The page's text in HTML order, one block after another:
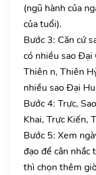
(ngũ hành của
của tuổi).
Bước 3: Căn cứ
có nhiều sao
Thiên n, Thiên
nhiều sao Đại
Bước 4: Trực,
Khai, Trực Kiến,
Bước 5: Xem
đạo để cân nhắc
thì chọn thêm